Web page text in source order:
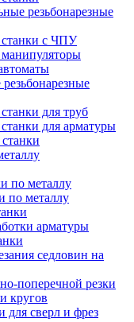
резьбонарезные
станки с ЧПУ
манипуляторы
для труб
для арматуры
по металлу
по металлу
арматуры
седловин на
поперечной резки
кругов
для сверл и фрез